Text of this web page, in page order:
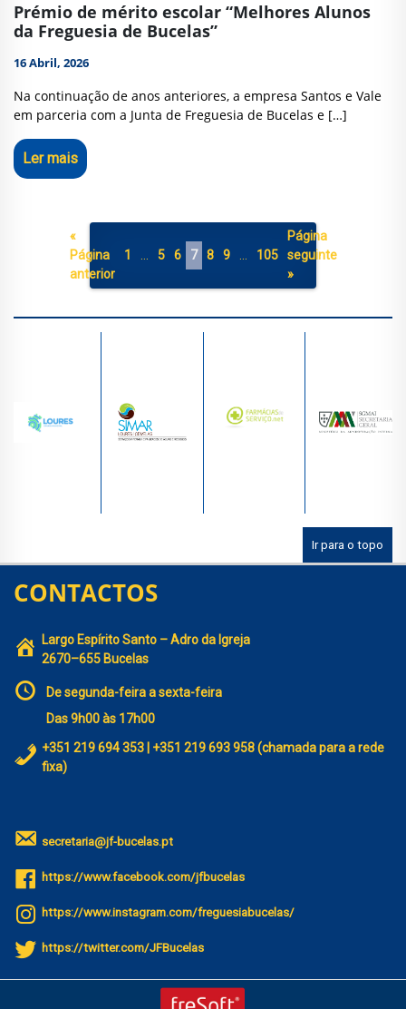
Prémio de mérito escolar “Melhores Alunos
da Freguesia de Bucelas”
16 Abril, 2026
Na continuação de anos anteriores, a empresa Santos e Vale
em parceria com a Junta de Freguesia de Bucelas e […]
Ler mais
«
Página
anterior
1 … 5 6 7 8 9 … 105
Página
seguinte
»
Ir para o topo
CONTACTOS
Largo Espírito Santo – Adro da Igreja
2670–655 Bucelas
De segunda-feira a sexta-feira
Das 9h00 às 17h00
+351 219 694 353 | +351 219 693 958 (chamada para a rede
fixa)
secretaria@jf-bucelas.pt
https://www.facebook.com/jfbucelas
https://www.instagram.com/freguesiabucelas/
https://twitter.com/JFBucelas